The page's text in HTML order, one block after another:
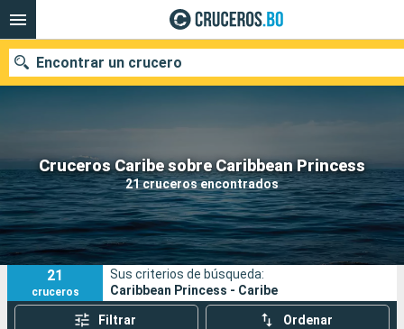
Cruceros Caribe sobre Caribbean Princess
21 cruceros encontrados
Encontrar un crucero
Nuestros destinos
Fecha de salida
Puertos Compañías
Buscar
21
cruceros
Sus criterios de búsqueda:
Caribbean Princess - Caribe
Filtrar Ordenar